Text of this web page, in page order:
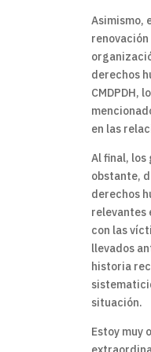
Asimismo,
derechos
CMDPDH,
en las
Al final, los
obstante,
derechos
relevantes
con las
llevados
historia
situación.
Estoy muy